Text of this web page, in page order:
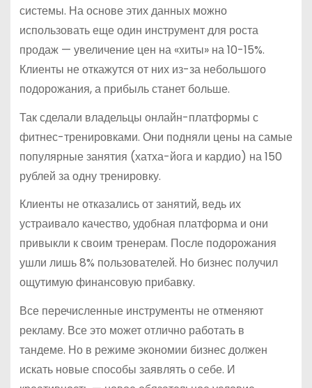
системы. На основе этих данных можно
использовать еще один инструмент для роста
продаж — увеличение цен на «хиты» на 10-15%.
Клиенты не откажутся от них из-за небольшого
подорожания, а прибыль станет больше.
Так сделали владельцы онлайн-платформы с
фитнес-тренировками. Они подняли цены на самые
популярные занятия (хатха-йога и кардио) на 150
рублей за одну тренировку.
Клиенты не отказались от занятий, ведь их
устраивало качество, удобная платформа и они
привыкли к своим тренерам. После подорожания
ушли лишь 8% пользователей. Но бизнес получил
ощутимую финансовую прибавку.
Все перечисленные инструменты не отменяют
рекламу. Все это может отлично работать в
тандеме. Но в режиме экономии бизнес должен
искать новые способы заявлять о себе. И